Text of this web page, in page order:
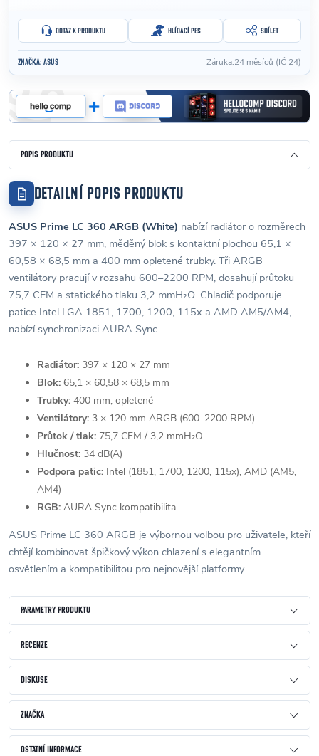
DOTAZ K PRODUKTU HLÍDACÍ PES SDÍLET
ZNAČKA: ASUS Záruka:24 měsíců (IČ 24)
POPIS PRODUKTU
DETAILNÍ POPIS PRODUKTU
ASUS Prime LC 360 ARGB (White) nabízí radiátor o rozměrech
397 × 120 × 27 mm, měděný blok s kontaktní plochou 65,1 ×
60,58 × 68,5 mm a 400 mm opletené trubky. Tři ARGB
ventilátory pracují v rozsahu 600–2200 RPM, dosahují průtoku
75,7 CFM a statického tlaku 3,2 mmH₂O. Chladič podporuje
patice Intel LGA 1851, 1700, 1200, 115x a AMD AM5/AM4,
nabízí synchronizaci AURA Sync.
Radiátor: 397 × 120 × 27 mm
Blok: 65,1 × 60,58 × 68,5 mm
Trubky: 400 mm, opletené
Ventilátory: 3 × 120 mm ARGB (600–2200 RPM)
Průtok / tlak: 75,7 CFM / 3,2 mmH₂O
Hlučnost: 34 dB(A)
Podpora patic: Intel (1851, 1700, 1200, 115x), AMD (AM5,
AM4)
RGB: AURA Sync kompatibilita
ASUS Prime LC 360 ARGB je výbornou volbou pro uživatele, kteří
chtějí kombinovat špičkový výkon chlazení s elegantním
osvětlením a kompatibilitou pro nejnovější platformy.
PARAMETRY PRODUKTU
RECENZE
DISKUSE
ZNAČKA
OSTATNÍ INFORMACE